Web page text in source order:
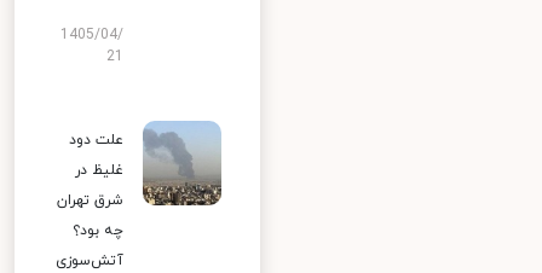
1405/04/
علت دود
غلیظ در
شرق تهران
چه بود؟
آتش‌سوزی